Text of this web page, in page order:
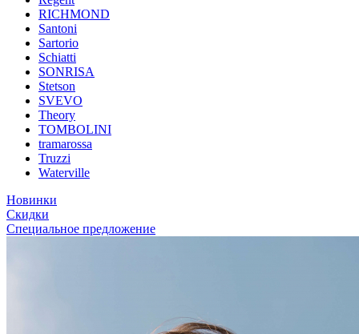
RICHMOND
Santoni
Sartorio
Schiatti
SONRISA
Stetson
SVEVO
Theory
TOMBOLINI
tramarossa
Truzzi
Waterville
Новинки
Скидки
Специальное предложение